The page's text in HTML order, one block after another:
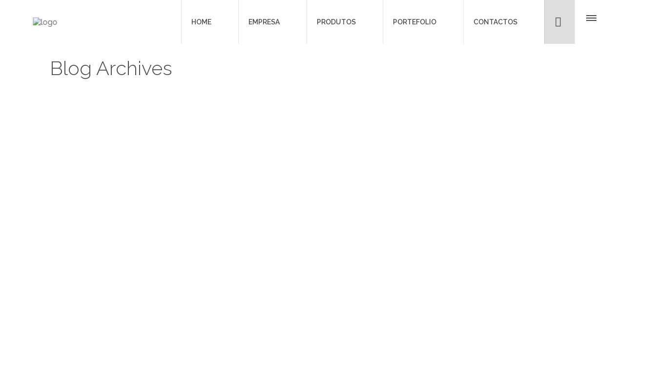
HOME EMPRESA PRODUTOS PORTEFOLIO CONTACTOS
Blog Archives